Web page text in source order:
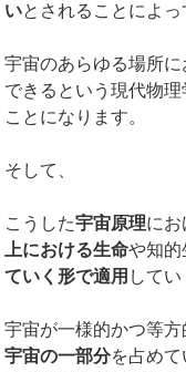
いとされることによっ
宇宙のあらゆる場所に
できるという現代物
ことになります。
そして、
こうした宇宙原理にお
上における生命や知的
ていく形で適用 してい
宇宙が一様的かつ等
宇宙の一部分を占めて